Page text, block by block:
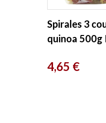
Spirales 3
quinoa 500g
Prix
4,65 €